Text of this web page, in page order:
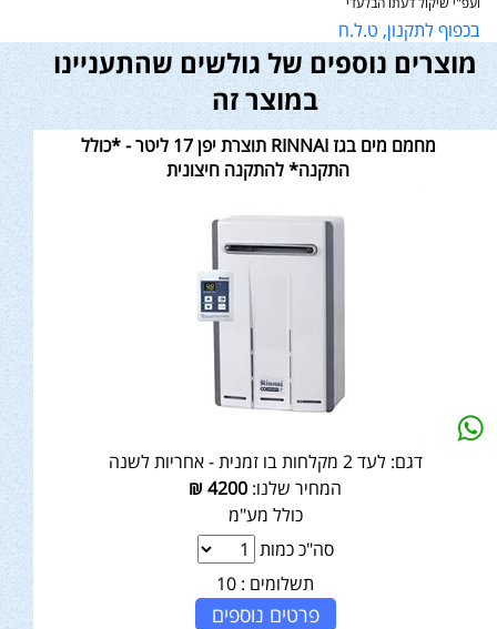
ועפ"י שיקול דעתו הבלעדי
בכפוף לתקנון, ט.ל.ח
מוצרים נוספים של גולשים שהתעניינו
במוצר זה
מחמם מים בגז RINNAI תוצרת יפן 17 ליטר - *כולל
התקנה* להתקנה חיצונית
דגם: לעד 2 מקלחות בו זמנית - אחריות לשנה
המחיר שלנו: 4200
₪
כולל מע"מ
סה"כ כמות
תשלומים : 10
פרטים נוספים